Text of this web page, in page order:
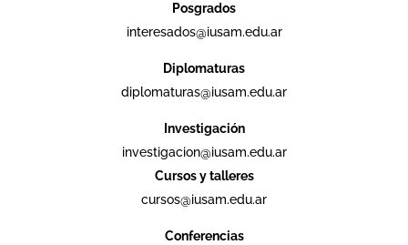
Posgrados
interesados@iusam.edu.ar
Diplomaturas
diplomaturas@iusam.edu.ar
Investigación
investigacion@iusam.edu.ar
Cursos y talleres
cursos@iusam.edu.ar
Conferencias